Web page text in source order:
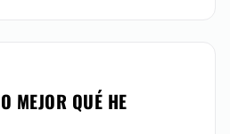
MEJOR QUÉ HE